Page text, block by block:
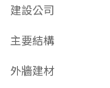
建設公司
主要結構
外牆建材